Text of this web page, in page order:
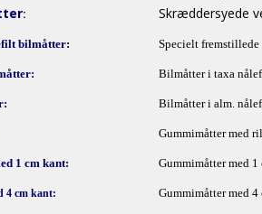
: Skræddersyede
bilmåtter: Specielt
Bilmåtter i taxa
Bilmåtter i alm.
Gummimåtter med
1 cm kant: Gummimåtter med 1
4 cm kant: Gummimåtter med